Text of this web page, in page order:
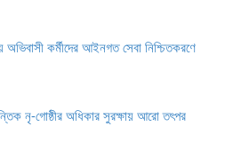
কর্মীদের আইনগত সেবা নিশ্চিতকরণে
নৃ-গোষ্ঠীর অধিকার সুরক্ষায় আরো তৎপর